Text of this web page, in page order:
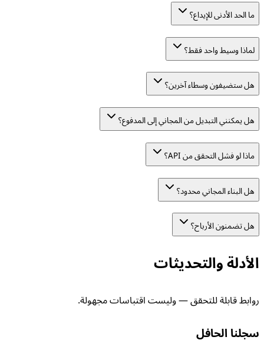
ما الحد الأدنى للإيداع؟
لماذا وسيط واحد فقط؟
هل ستضيفون وسطاء آخرين؟
هل يمكنني التبديل من المجاني إلى المدفوع؟
ماذا لو فشل التحقق من API؟
هل البناء المجاني محدود؟
هل تضمنون الأرباح؟
الأدلة والتحديثات
روابط قابلة للتحقق — وليست اقتباسات مجهولة.
سجلنا الحافل